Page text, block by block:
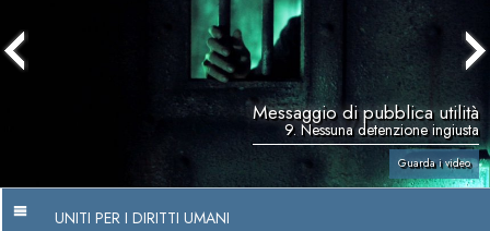
Messaggio di pubblica utilità
9. Nessuna detenzione ingiusta
Guarda i video
UNITI PER I DIRITTI UMANI